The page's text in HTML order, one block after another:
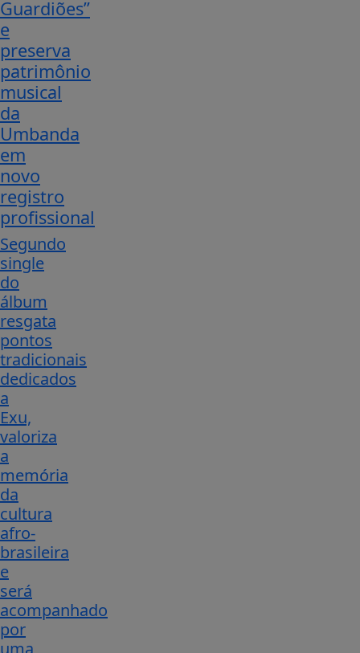
Guardiões”
e
preserva
patrimônio
musical
da
Umbanda
em
novo
registro
profissional
Segundo
single
do
álbum
resgata
pontos
tradicionais
dedicados
a
Exu,
valoriza
a
memória
da
cultura
afro-
brasileira
e
será
acompanhado
por
uma